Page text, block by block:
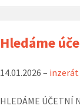
Hledáme
14.01.2026 – inzerát
HLEDÁME ÚČETNÍ